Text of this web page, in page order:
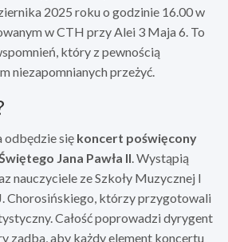
2025 roku o godzinie 16.00 w
w CTH przy Alei 3 Maja 6. To
który z pewnością
niezapomnianych przeżyć.
odbędzie się koncert poświęcony
Jana Pawła II . Wystąpią
nauczyciele ze Szkoły Muzycznej I
Chorosińskiego, którzy przygotowali
Całość poprowadzi dyrygent
zadba, aby każdy element koncertu